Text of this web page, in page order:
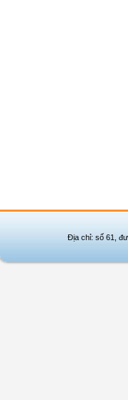
Địa chỉ: số 61,